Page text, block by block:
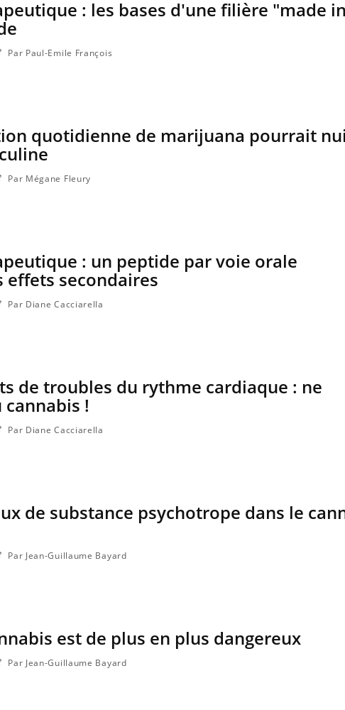
: les bases d'une filière "made in
Par Paul-Emile François
quotidienne de marijuana pourrait
Par Mégane Fleury
: un peptide par voie orale
secondaires
Par Diane Cacciarella
de troubles du rythme cardiaque : ne
cannabis !
Par Diane Cacciarella
de substance psychotrope dans le
Par Jean-Guillaume Bayard
est de plus en plus dangereux
Par Jean-Guillaume Bayard
Grossesse à risque : ce jus
naturel attire l'attention
des chercheurs